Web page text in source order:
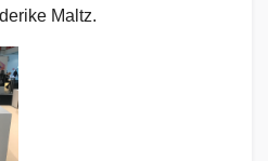
Maltz.